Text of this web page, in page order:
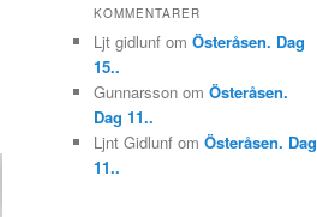
KOMMENTARER
Ljt gidlunf om Österåsen. Dag
15..
Gunnarsson om Österåsen.
Dag 11..
Ljnt Gidlunf om Österåsen. Dag
11..